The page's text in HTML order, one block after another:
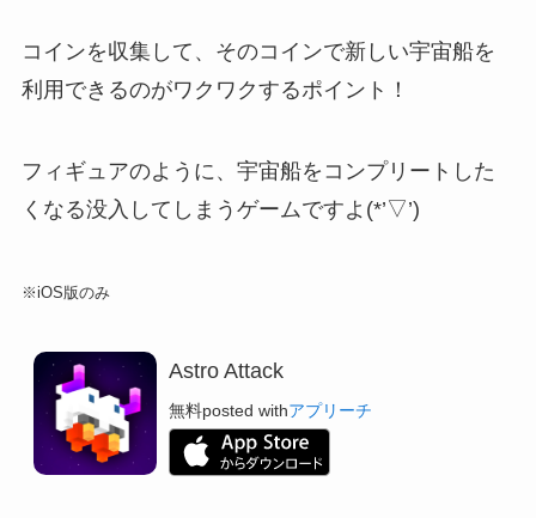
コインを収集して、そのコインで新しい宇宙船を
利用できるのがワクワクするポイント ！
フィギュアのように、宇宙船をコンプリートした
くなる没入してしまうゲームですよ(*’▽’)
※iOS版のみ
Astro Attack
無料posted withアプリーチ